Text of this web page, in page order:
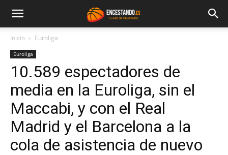
Inicio Euroliga
Euroliga
10.589 espectadores de
media en la Euroliga, sin el
Maccabi, y con el Real
Madrid y el Barcelona a la
cola de asistencia de nuevo